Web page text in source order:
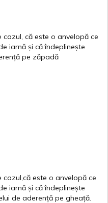
cazul, că este o anvelopă ce
iarnă și că îndeplinește
pe zăpadă
cazul,că este o anvelopă ce
iarnă și că îndeplinește
de aderență pe gheață.